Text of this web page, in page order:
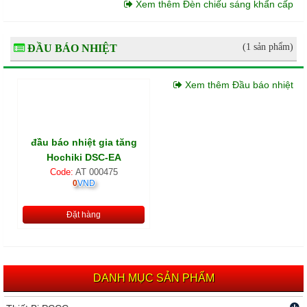
Xem thêm Đèn chiếu sáng khẩn cấp
ĐẦU BÁO NHIỆT (1 sản phẩm)
đầu báo nhiệt gia tăng
Hochiki DSC-EA
Code: AT 000475
0VND
Đặt hàng
Xem thêm Đầu báo nhiệt
DANH MỤC SẢN PHẨM